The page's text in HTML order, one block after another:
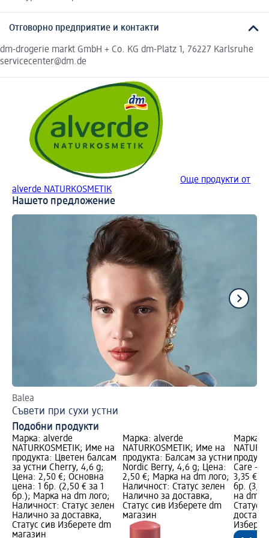
Отговорно предприятие и контакти
dm-drogerie markt GmbH + Co. KG dm-Platz 1, 76227 Karlsruhe
servicecenter@dm.de
Още продукти от
alverde NATURKOSMETIK
Нашето предложение
Balea
Съвети при сухи устни
Подобни продукти
Марка: alverde
NATURKOSMETIK; Име на
продукта: Цветен балсам
за устни Cherry, 4,6 g;
Цена: 2,50 €; Основна
цена: 1 бр. (2,50 € за 1
бр.); Марка на dm лого;
Наличност: Статус зелен
Налично за доставка,
Статус сив Изберете dm
магазин
Марка: alverde
NATURKOSMETIK; Име на
продукта: Балсам за устни
Nordic Berry, 4,6 g; Цена:
2,50 €; Марка на dm лого;
Наличност: Статус зелен
Налично за доставка,
Статус сив Изберете dm
магазин
Марка:
Care -
3,35 €;
бр.
на dm
Статус